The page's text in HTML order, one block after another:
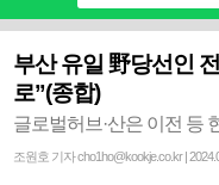
부산 유일 野당선인
로”(종합)
글로벌허브·산은 이전 등
조원호 기자 cho1ho@kookje.co.kr |